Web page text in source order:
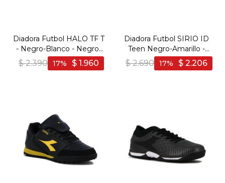
Diadora Futbol HALO TF T
- Negro-Blanco - Negro-
Blanco
$ 2.390 $ 1.960
17
Diadora Futbol SIRIO ID
Teen Negro-Amarillo -
Negro-Amarillo
$ 2.690 $ 2.206
17